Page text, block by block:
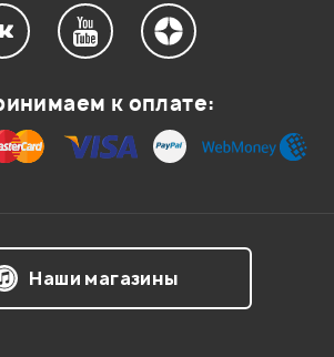
к оплате:
Наши магазины